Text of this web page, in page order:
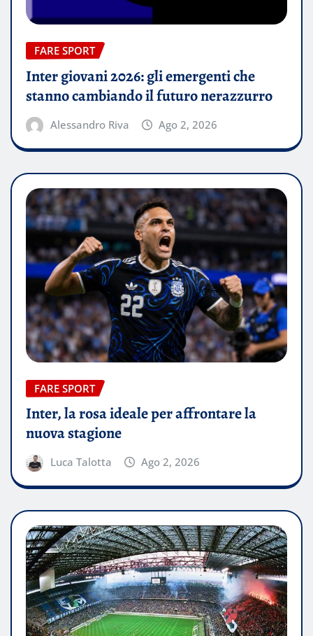
FARE SPORT
Inter giovani 2026: gli emergenti che
stanno cambiando il futuro nerazzurro
Alessandro Riva Ago 2, 2026
FARE SPORT
Inter, la rosa ideale per affrontare la
nuova stagione
Luca Talotta Ago 2, 2026